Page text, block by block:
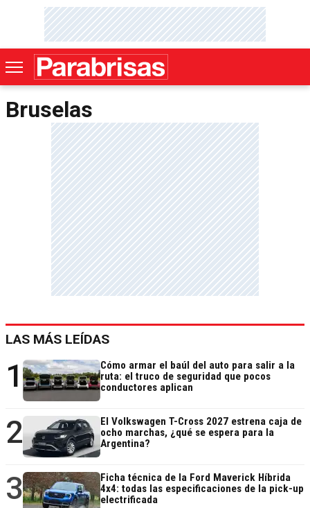
Bruselas
LAS MÁS LEÍDAS
1
Cómo armar el baúl del auto para salir a la
ruta: el truco de seguridad que pocos
conductores aplican
2
El Volkswagen T-Cross 2027 estrena caja de
ocho marchas, ¿qué se espera para la
Argentina?
3
Ficha técnica de la Ford Maverick Híbrida
4x4: todas las especificaciones de la pick-up
electrificada